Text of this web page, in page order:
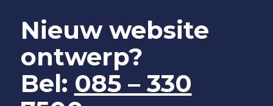
Nieuw website
ontwerp?
Bel: 085 – 330